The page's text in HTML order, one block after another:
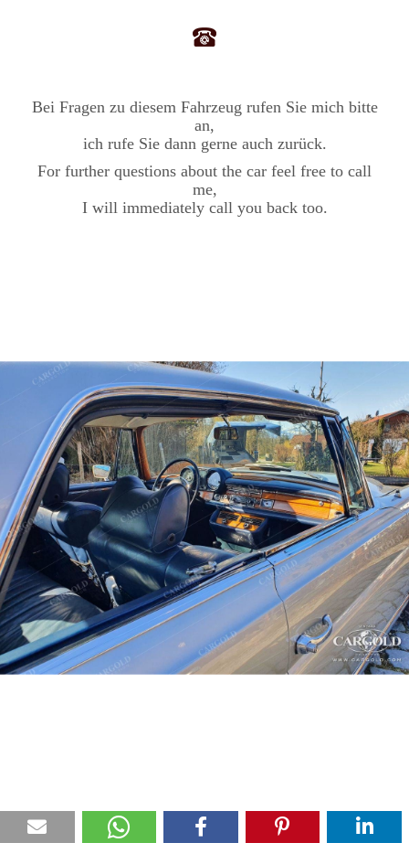
Bei Fragen zu diesem Fahrzeug rufen Sie mich bitte
an,
ich rufe Sie dann gerne auch zurück.
For further questions about the car feel free to call
me,
I will immediately call you back too.